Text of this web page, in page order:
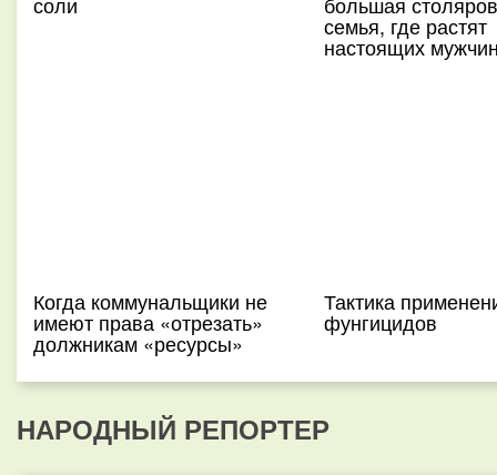
семья, где растят
настоящих
Когда коммунальщики не
имеют права «отрезать»
должникам «ресурсы»
Тактика
фунгицидов
НАРОДНЫЙ РЕПОРТЕР